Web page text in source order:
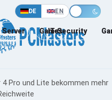
DE EN
Server Games
IT-Security
Pro und Lite bekommen mehr